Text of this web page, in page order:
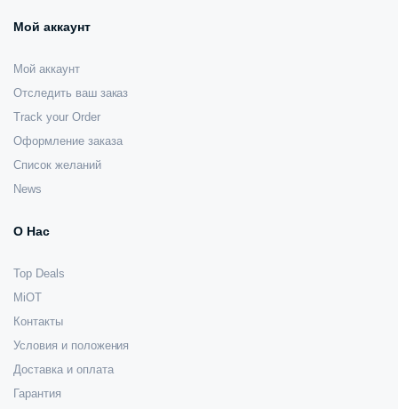
Мой аккаунт
Мой аккаунт
Отследить ваш заказ
Track your Order
Оформление заказа
Список желаний
News
О Нас
Top Deals
MiOT
Контакты
Условия и положения
Доставка и оплата
Гарантия